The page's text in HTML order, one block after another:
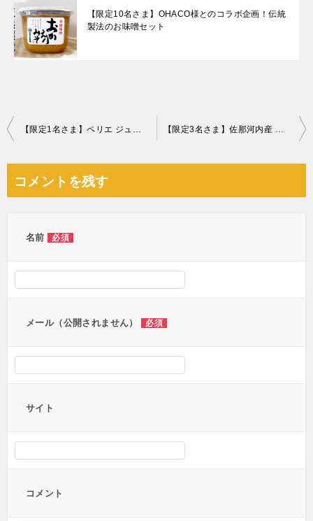
【限定10名さま】OHACO様とのコラボ企画！伝統
製法のお味噌セット
投
ビ
【限定1名さま】ペリエ ジュエ ベル エポック ロゼ 【限定3名さま】佐那河内産 さくらももいちご
コメントを残す
名前 必須
メール（公開されません） 必須
サイト
コメント